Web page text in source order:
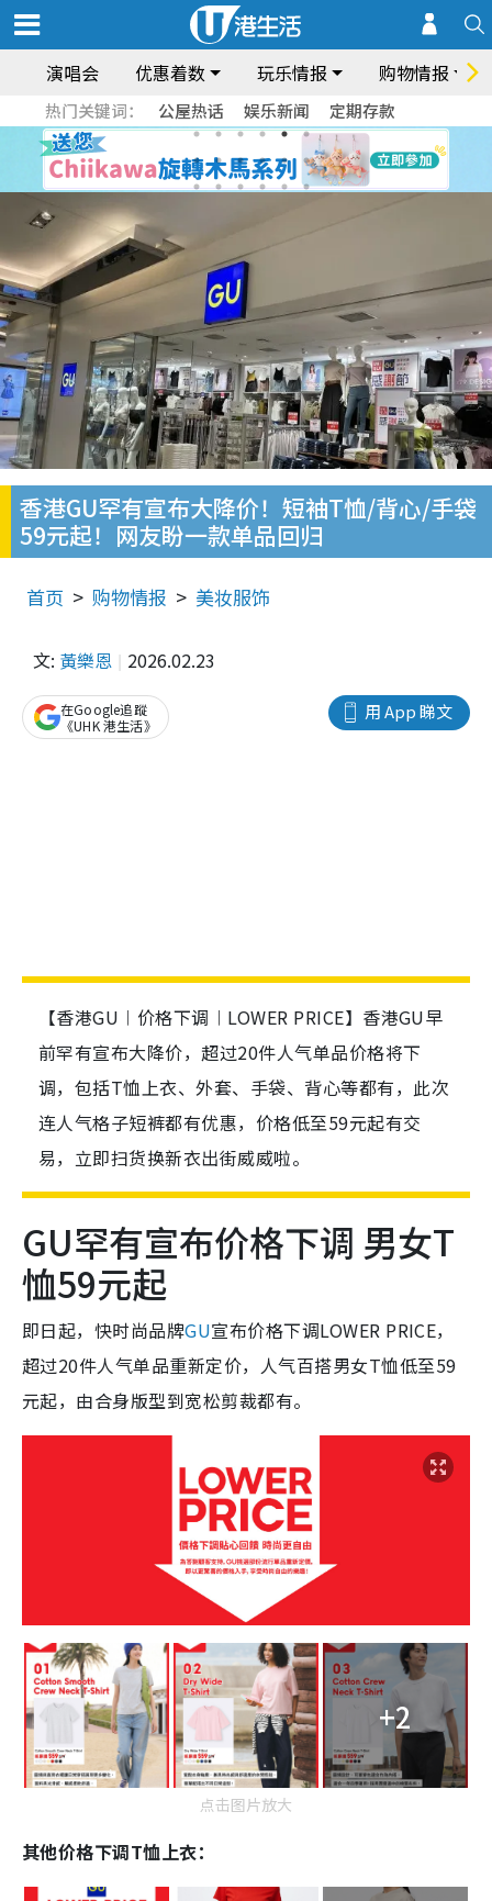
演唱会 优惠着数 玩乐情报 购物情报
热门关键词： 公屋热话 娱乐新闻 定期存款
香港GU罕有宣布大降价！短袖T恤/背心/手袋
59元起！网友盼一款单品回归
首页 购物情报 美妆服饰
文: 黃樂恩 2026.02.23
用 App 睇文
在Google追蹤
《UHK 港生活》
【香港GU︱价格下调︱LOWER PRICE】香港GU早
前罕有宣布大降价，超过20件人气单品价格将下
调，包括T恤上衣、外套、手袋、背心等都有，此次
连人气格子短裤都有优惠，价格低至59元起有交
易，立即扫货换新衣出街威威啦。
GU罕有宣布价格下调 男女T
恤59元起
即日起，快时尚品牌GU宣布价格下调LOWER PRICE，
超过20件人气单品重新定价，人气百搭男女T恤低至59
元起，由合身版型到宽松剪裁都有。
+2
点击图片放大
其他价格下调T恤上衣：